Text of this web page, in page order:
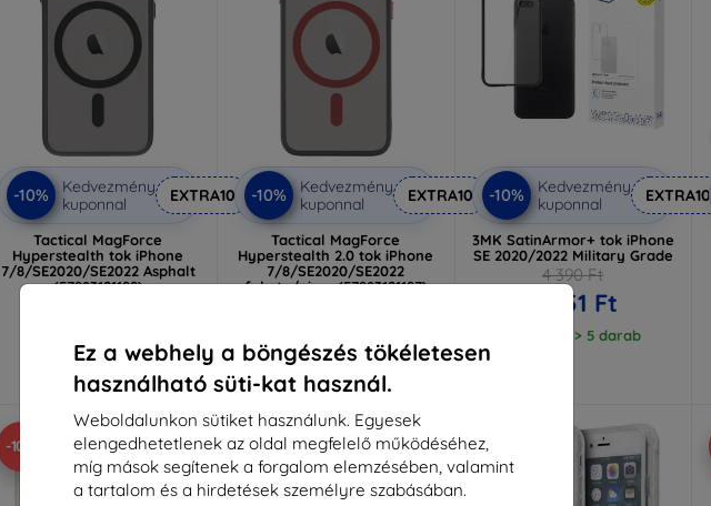
Ez a webhely a böngészés tökéletesen
használható süti-kat használ.
Weboldalunkon sütiket használunk. Egyesek
elengedhetetlenek az oldal megfelelő működéséhez,
míg mások segítenek a forgalom elemzésében, valamint
a tartalom és a hirdetések személyre szabásában.
-10%
Kedvezmény
kuponnal
EXTRA10
Tactical MagForce
Hyperstealth tok iPhone
7/8/SE2020/SE2022 Asphalt
(57983121199)
Raktáron > 5 darab
-10%
Kedvezmény
kuponnal
EXTRA10
Tactical MagForce
Hyperstealth 2.0 tok iPhone
7/8/SE2020/SE2022
fekete/piros (57983121197)
Raktáron > 5 darab
-10%
Kedvezmény
kuponnal
EXTRA10
3MK SatinArmor+ tok iPhone
SE 2020/2022 Military Grade
4 390 Ft
3 951 Ft
Raktáron > 5 darab
-10% -19% -10%